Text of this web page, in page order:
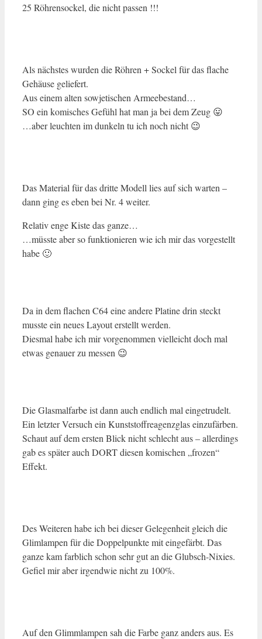
25 Röhrensockel, die nicht passen !!!
Als nächstes wurden die Röhren + Sockel für das flache
Gehäuse geliefert.
Aus einem alten sowjetischen Armeebestand…
SO ein komisches Gefühl hat man ja bei dem Zeug 😛
…aber leuchten im dunkeln tu ich noch nicht 😉
Das Material für das dritte Modell lies auf sich warten –
dann ging es eben bei Nr. 4 weiter.
Relativ enge Kiste das ganze…
…müsste aber so funktionieren wie ich mir das vorgestellt
habe 🙂
Da in dem flachen C64 eine andere Platine drin steckt
musste ein neues Layout erstellt werden.
Diesmal habe ich mir vorgenommen vielleicht doch mal
etwas genauer zu messen 😉
Die Glasmalfarbe ist dann auch endlich mal eingetrudelt.
Ein letzter Versuch ein Kunststoffreagenzglas einzufärben.
Schaut auf dem ersten Blick nicht schlecht aus – allerdings
gab es später auch DORT diesen komischen „frozen“
Effekt.
Des Weiteren habe ich bei dieser Gelegenheit gleich die
Glimlampen für die Doppelpunkte mit eingefärbt. Das
ganze kam farblich schon sehr gut an die Glubsch-Nixies.
Gefiel mir aber irgendwie nicht zu 100%.
Auf den Glimmlampen sah die Farbe ganz anders aus. Es